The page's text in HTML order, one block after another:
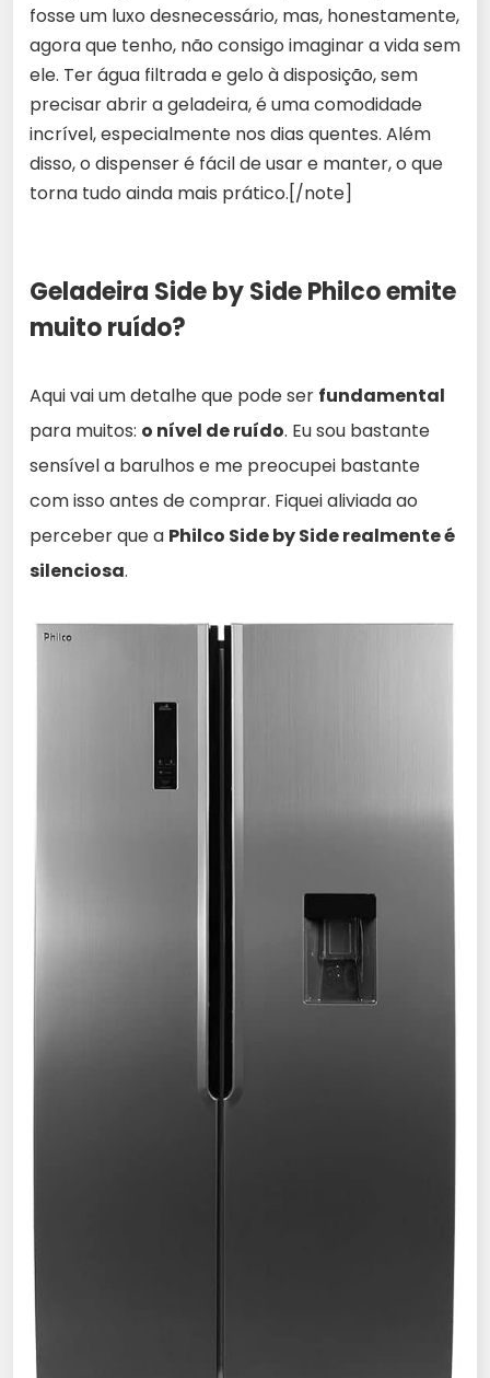
fosse um luxo desnecessário, mas, honestamente,
agora que tenho, não consigo imaginar a vida sem
ele. Ter água filtrada e gelo à disposição, sem
precisar abrir a geladeira, é uma comodidade
incrível, especialmente nos dias quentes. Além
disso, o dispenser é fácil de usar e manter, o que
torna tudo ainda mais prático.[/note]
Geladeira Side by Side Philco emite
muito ruído?
Aqui vai um detalhe que pode ser fundamental
para muitos: o nível de ruído. Eu sou bastante
sensível a barulhos e me preocupei bastante
com isso antes de comprar. Fiquei aliviada ao
perceber que a Philco Side by Side realmente é
silenciosa.